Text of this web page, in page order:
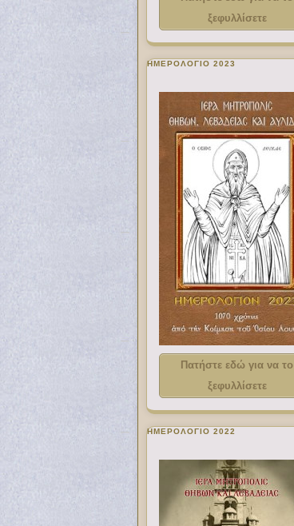
ξεφυλλίσετε
ΗΜΕΡΟΛΟΓΙΟ 2023
Πατήστε εδώ για να το
ξεφυλλίσετε
ΗΜΕΡΟΛΟΓΙΟ 2022